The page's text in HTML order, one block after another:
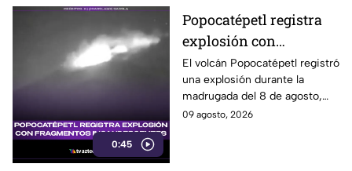
0:45
Popocatépetl registra
explosión con
fragmentos
incandescentes
El volcán Popocatépetl registró
una explosión durante la
madrugada del 8 de agosto,
acompañada de fragmentos
09 agosto, 2026